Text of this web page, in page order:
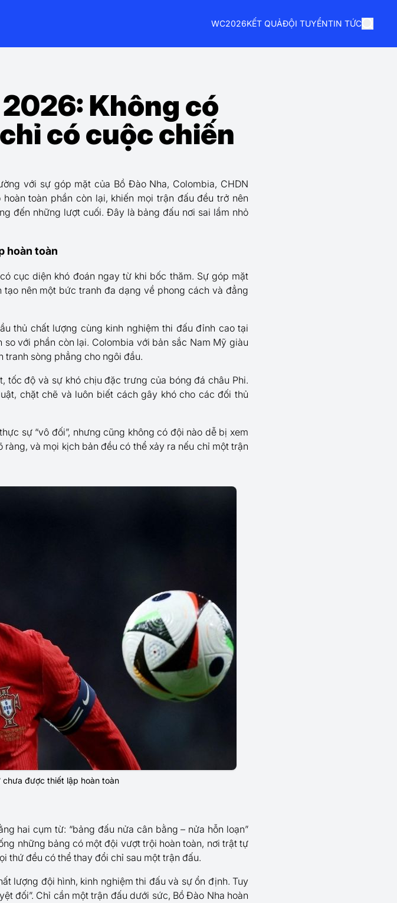
WC2026KẾT QUẢĐỘI TUYỂNTIN TỨC
Không có
có cuộc chiến
với sự góp mặt của Bồ Đào Nha, Colombia, CHDN
toàn phần còn lại, khiến mọi trận đấu đều trở nên
đến những lượt cuối. Đây là bảng đấu nơi sai lầm nhỏ
hoàn toàn
cục diện khó đoán ngay từ khi bốc thăm. Sự góp mặt
nên một bức tranh đa dạng về phong cách và đẳng
thủ chất lượng cùng kinh nghiệm thi đấu đỉnh cao tại
với phần còn lại. Colombia với bản sắc Nam Mỹ giàu
tranh sòng phẳng cho ngôi đầu.
tốc độ và sự khó chịu đặc trưng của bóng đá châu Phi.
chặt chẽ và luôn biết cách gây khó cho các đối thủ
sự “vô đối”, nhưng cũng không có đội nào dễ bị xem
và mọi kịch bản đều có thể xảy ra nếu chỉ một trận
được thiết lập hoàn toàn
hai cụm từ: “bảng đấu nửa cân bằng – nửa hỗn loạn”
những bảng có một đội vượt trội hoàn toàn, nơi trật tự
thứ đều có thể thay đổi chỉ sau một trận đấu.
lượng đội hình, kinh nghiệm thi đấu và sự ổn định. Tuy
đối”. Chỉ cần một trận đấu dưới sức, Bồ Đào Nha hoàn